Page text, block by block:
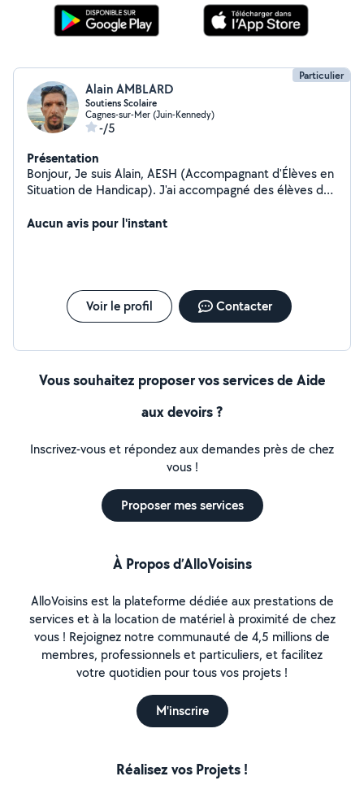
Particulier
Alain AMBLARD
Soutiens Scolaire
Cagnes-sur-Mer (Juin-Kennedy)
-/5
Présentation
Bonjour, Je suis Alain, AESH (Accompagnant d'Élèves en
Situation de Handicap). J'ai accompagné des élèves de
professionnelle cette année. J'ai donc l'habitude des
Je donne également des cours de FLE ( Français Langue
Étrangère) et je fais du soutien scolaire/aide aux
devoirs.
Aucun avis pour l'instant
Voir le profil Contacter
Vous souhaitez proposer vos services de Aide
aux devoirs ?
Inscrivez-vous et répondez aux demandes près de chez
vous !
Proposer mes services
À Propos d’AlloVoisins
AlloVoisins est la plateforme dédiée aux prestations de
services et à la location de matériel à proximité de chez
vous ! Rejoignez notre communauté de 4,5 millions de
membres, professionnels et particuliers, et facilitez
votre quotidien pour tous vos projets !
M'inscrire
Réalisez vos Projets !